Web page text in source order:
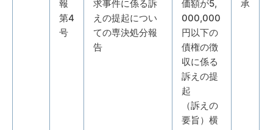
報
第4
号
求事件に係る訴
えの提起につい
ての専決処分報
告
価額が5,
000,000
円以下の
債権の徴
収に係る
訴えの提
起
（訴えの
要旨）横
承